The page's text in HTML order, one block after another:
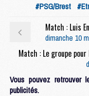
#PSG/Brest
dimanche 10
Match : Le groupe
Vous pouvez retrouver
publicités.